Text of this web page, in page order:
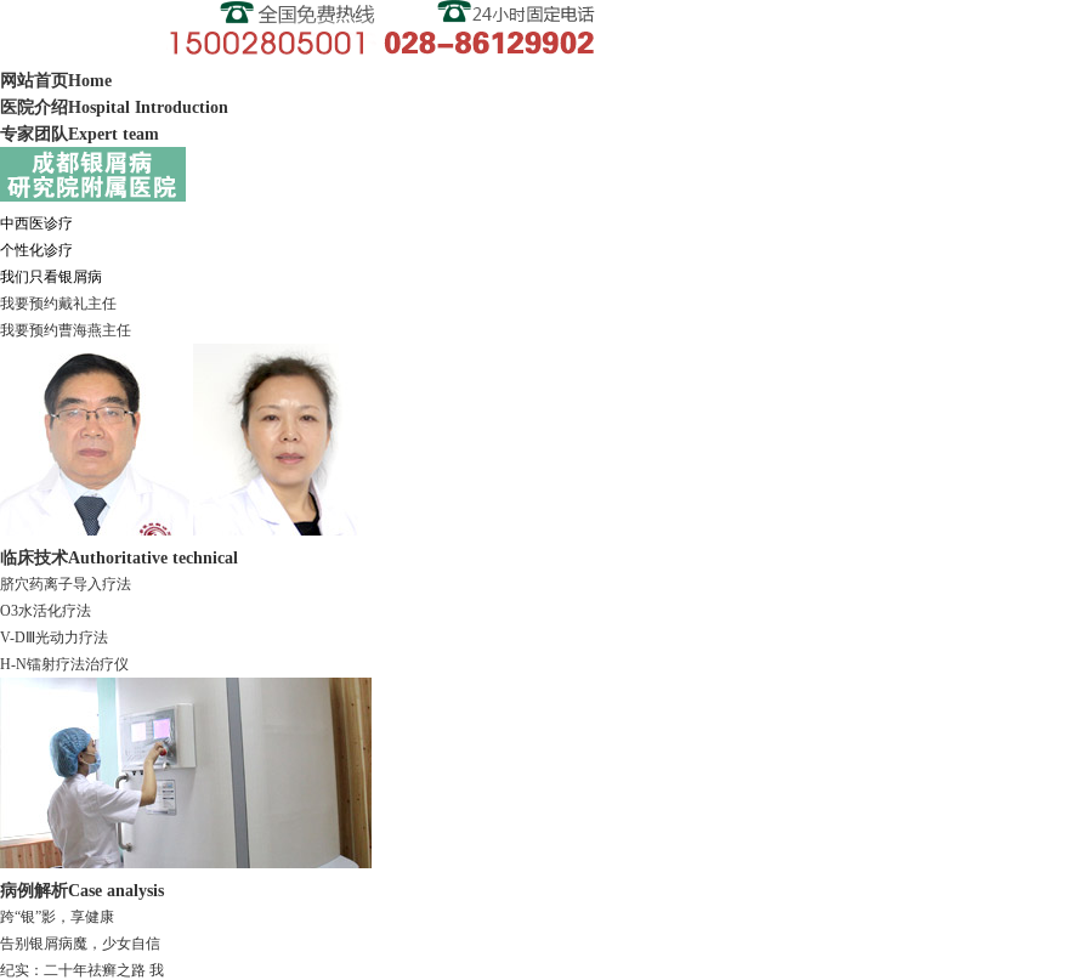
网站首页Home
医院介绍Hospital Introduction
专家团队Expert team
中西医诊疗
个性化诊疗
我们只看银屑病
我要预约戴礼主任
我要预约曹海燕主任
临床技术Authoritative technical
脐穴药离子导入疗法
O3水活化疗法
V-DⅢ光动力疗法
H-N镭射疗法治疗仪
病例解析Case analysis
跨“银”影，享健康
告别银屑病魔，少女自信
纪实：二十年祛癣之路 我